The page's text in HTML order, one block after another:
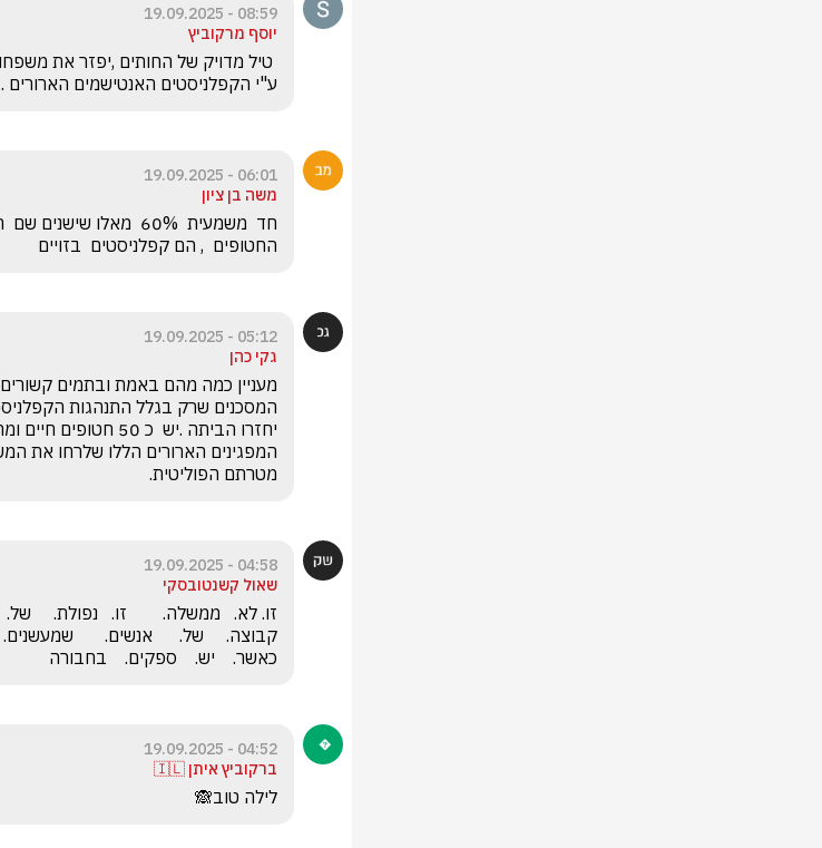
08:59 - 19.09.2025
יוסף מרקוביץ
ע"י הקפלניסטים האנטישמים הארורים .
06:01 - 19.09.2025
משה בן ציון
החטופים  , הם קפלניסטים  בזויים
05:12 - 19.09.2025
גקי כהן
מטרתם הפוליטית.
04:58 - 19.09.2025
שאול קשנטובסקי
כאשר.    יש.    ספקים.    בחבורה
04:52 - 19.09.2025
ברקוביץ איתן 🇮🇱
לילה טוב🙈